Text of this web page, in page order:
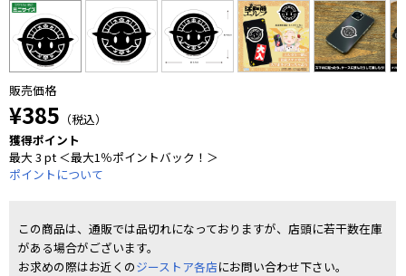
販売価格
¥385 （税込）
獲得ポイント
最大 3 pt ＜最大1％ポイントバック！＞
ポイントについて
この商品は、通販では品切れになっておりますが、店頭に若干数在庫
がある場合がございます。
お求めの際はお近くのジーストア各店にお問い合わせ下さい。